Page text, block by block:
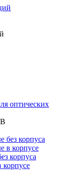
оптических
без корпуса
в корпусе
корпуса
корпусе